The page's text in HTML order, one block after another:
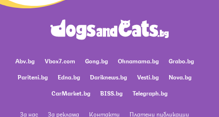
Abv.bg Vbox7.com Gong.bg Ohnamama.bg
Grabo.bg
Pariteni.bg
Edna.bg Dariknews.bg Vesti.bg
Nova.bg
CarMarket.bg
BISS.bg Telegraph.bg
За нас За реклама Контакти Платени публикации